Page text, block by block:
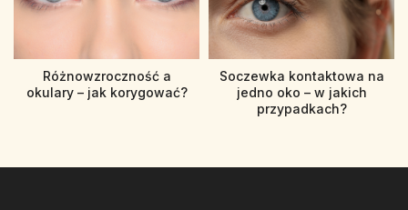
Różnowzroczność a
okulary – jak korygować?
Soczewka kontaktowa na
jedno oko – w jakich
przypadkach?